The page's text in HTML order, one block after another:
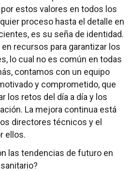
estos valores en todos los
proceso hasta el detalle en
es su seña de identidad.
recursos para garantizar los
lo cual no es común en todas
contamos con un equipo
y comprometido, que
los retos del día a día y los
La mejora continua está
directores técnicos y el
ellos.
las tendencias de futuro en